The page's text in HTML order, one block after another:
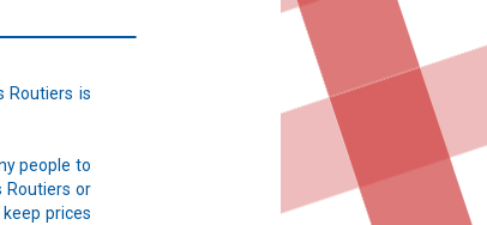
Routiers is
people to
Routiers or
prices